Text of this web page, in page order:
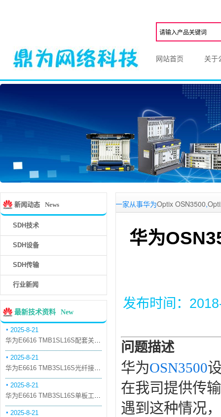
网站首页 关于
新闻动态 News
SDH技术
SDH设备
SDH传输
行业新闻
最新技术资料 New
2025-8-21
华为E6616 TMB1SL16S配套关系和替代关系
2025-8-21
华为E6616 TMB3SL16S光纤接口板槽位占用介绍
2025-8-21
华为E6616 TMB3SL16S单板工作原理和信号流
2025-8-21
深圳鼎为网络科,一家从事华为Optix OSN3500,Optix
华为
发布时间：
问题描述
华为OSN3500
在我司提供传
遇到这种情况